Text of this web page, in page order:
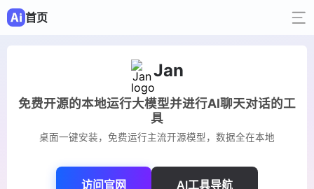
首页
Jan
免费开源的本地运行大模型并进行AI聊天对话的工
具
桌面一键安装，免费运行主流开源模型，数据全在本地
访问官网 AI工具导航